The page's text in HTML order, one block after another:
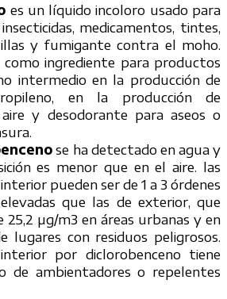
es un líquido incoloro usado para
medicamentos, tintes,
y fumigante contra el moho.
como ingrediente para productos
intermedio en la producción de
en la producción de
y desodorante para aseos o
se ha detectado en agua y
es menor que en el aire. las
pueden ser de 1 a 3 órdenes
que las de exterior, que
25,2 µg/m3 en áreas urbanas y en
lugares con residuos peligrosos.
por diclorobenceno tiene
de ambientadores o repelentes